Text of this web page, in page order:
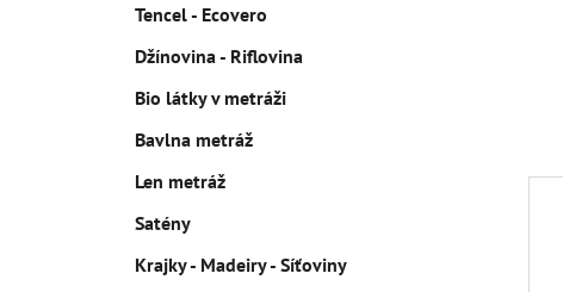
Tencel - Ecovero
Džínovina - Riflovina
Bio látky v metráži
Bavlna metráž
Len metráž
Satény
Krajky - Madeiry - Síťoviny